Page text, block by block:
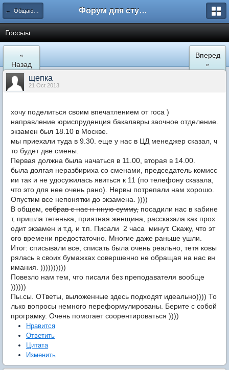
← Общаются юристы Форум для студента СГА
Госсыы
«
Назад
Вперед
»
щепка
21 Oct 2013
хочу поделиться своим впечатлением от госа )
направление юриспруденция бакалавры заочное отделение.
экзамен был 18.10 в Москве.
мы приехали туда в 9.30. еще у нас в ЦД менеджер сказал, ч
то будет две смены.
Первая должна была начаться в 11.00, вторая в 14.00.
была долгая неразбириха со сменами, председатель комисс
ии так и не удосужилась явиться к 11 (по телефону сказала,
что это для нее очень рано). Нервы потрепали нам хорошо.
Опустим все непонятки до экзамена. ))))
В общем, собрав с нас н-нную сумму, посадили нас в кабине
т, пришла тетенька, приятная женщина, рассказала как прох
одит экзамен и т.д. и т.п. Писали 2 часа минут. Скажу, что эт
ого времени предостаточно. Многие даже раньше ушли.
Итог: списывали все, списать была очень реально, тетя ковы
рялась в своих бумажках совершенно не обращая на нас вн
имания. ))))))))))
Повезло нам тем, что писали без преподавателя вообще
))))))
Пы.сы. ОТветы, выложенные здесь подходят идеально)))) То
лько вопросы немного переформулированы. Берите с собой
програмку. Очень помогает соорентироваться ))))
Нравится
Ответить
Цитата
Изменить